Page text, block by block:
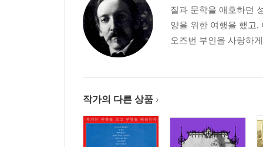
질과 문학을 애호하던
양을 위한 여행을 했고,
오즈번 부인을 사랑하
작가의 다른 상품